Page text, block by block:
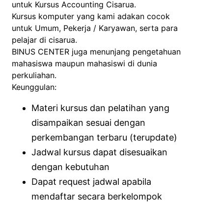
untuk Kursus Accounting Cisarua.
Kursus komputer yang kami adakan cocok
untuk Umum, Pekerja / Karyawan, serta para
pelajar di cisarua.
BINUS CENTER juga menunjang pengetahuan
mahasiswa maupun mahasiswi di dunia
perkuliahan.
Keunggulan:
Materi kursus dan pelatihan yang
disampaikan sesuai dengan
perkembangan terbaru (terupdate)
Jadwal kursus dapat disesuaikan
dengan kebutuhan
Dapat request jadwal apabila
mendaftar secara berkelompok